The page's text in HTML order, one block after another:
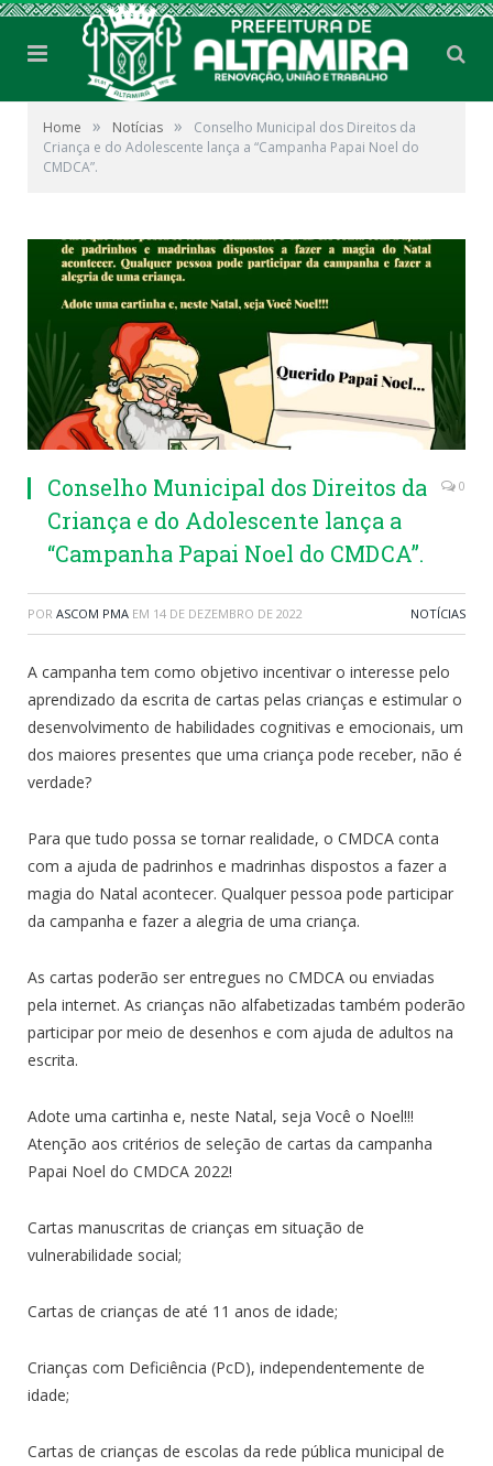
Home » Notícias »
Conselho Municipal dos Direitos da
Criança e do Adolescente lança a “Campanha Papai Noel do
CMDCA”.
Conselho Municipal dos Direitos da
Criança e do Adolescente lança a
“Campanha Papai Noel do CMDCA”.
0
POR ASCOM PMA EM 14 DE DEZEMBRO DE 2022 NOTÍCIAS
A campanha tem como objetivo incentivar o interesse pelo
aprendizado da escrita de cartas pelas crianças e estimular o
desenvolvimento de habilidades cognitivas e emocionais, um
dos maiores presentes que uma criança pode receber, não é
verdade?
Para que tudo possa se tornar realidade, o CMDCA conta
com a ajuda de padrinhos e madrinhas dispostos a fazer a
magia do Natal acontecer. Qualquer pessoa pode participar
da campanha e fazer a alegria de uma criança.
As cartas poderão ser entregues no CMDCA ou enviadas
pela internet. As crianças não alfabetizadas também poderão
participar por meio de desenhos e com ajuda de adultos na
escrita.
Adote uma cartinha e, neste Natal, seja Você o Noel!!!
Atenção aos critérios de seleção de cartas da campanha
Papai Noel do CMDCA 2022!
Cartas manuscritas de crianças em situação de
vulnerabilidade social;
Cartas de crianças de até 11 anos de idade;
Crianças com Deficiência (PcD), independentemente de
idade;
Cartas de crianças de escolas da rede pública municipal de